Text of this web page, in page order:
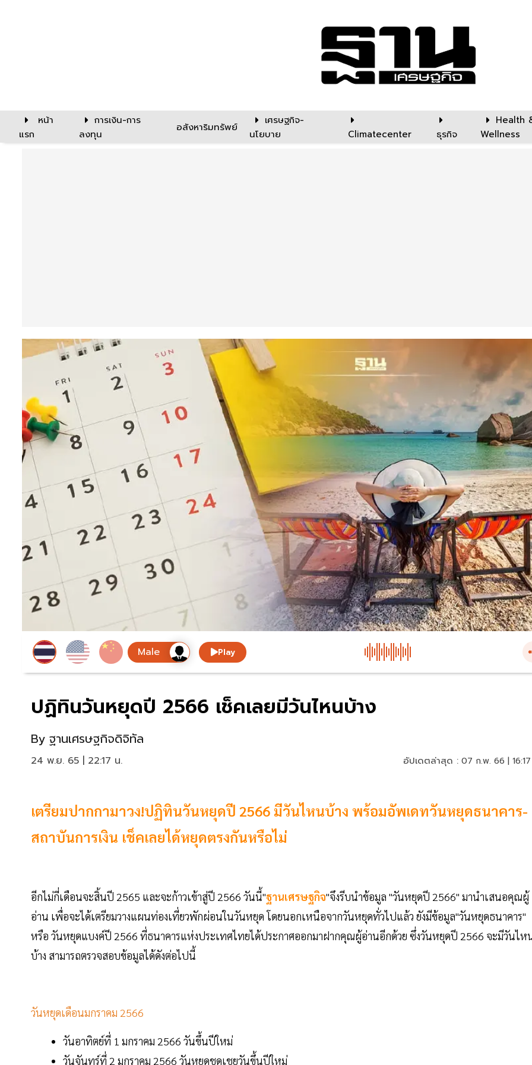
หน้า
แรก
การเงิน-การ
ลงทุน
อสังหาริมทรัพย์
เศรษฐกิจ-
นโยบาย
Climatecenter ธุรกิจ
Health
Wellness
Play
ปฏิทินวันหยุดปี 2566 เช็คเลยมีวันไหนบ้าง
By ฐานเศรษฐกิจดิจิทัล
24 พ.ย. 65 | 22:17 น. อัปเดตล่าสุด : 07 ก.พ. 66 |
เตรียมปากกามาวง!ปฏิทินวันหยุดปี 2566 มีวันไหนบ้าง พร้อมอัพเดทวันหยุดธนาคาร-
สถาบันการเงิน เช็คเลยได้หยุดตรงกันหรือไม่
อีกไม่กี่เดือนจะสิ้นปี 2565 และจะก้าวเข้าสู่ปี 2566 วันนี้"ฐานเศรษฐกิจ"จึงรีบนำข้อมูล "วันหยุดปี 2566" มานำเสนอคุณผู้
อ่าน เพื่อจะได้เตรียมวางแผนท่องเที่ยวพักผ่อนในวันหยุด โดยนอกเหนือจากวันหยุดทั่วไปแล้ว ยังมีข้อมูล"วันหยุดธนาคาร"
หรือ วันหยุดแบงค์ปี 2566 ที่ธนาคารแห่งประเทศไทยได้ประกาศออกมาฝากคุณผู้อ่านอีกด้วย ซึ่งวันหยุดปี 2566 จะมีวันไห
บ้าง สามารถตรวจสอบข้อมูลได้ดังต่อไปนี้
วันหยุดเดือนมกราคม 2566
วันอาทิตย์ที่ 1 มกราคม 2566 วันขึ้นปีใหม่
วันจันทร์ที่ 2 มกราคม 2566 วันหยุดชดเชยวันขึ้นปีใหม่